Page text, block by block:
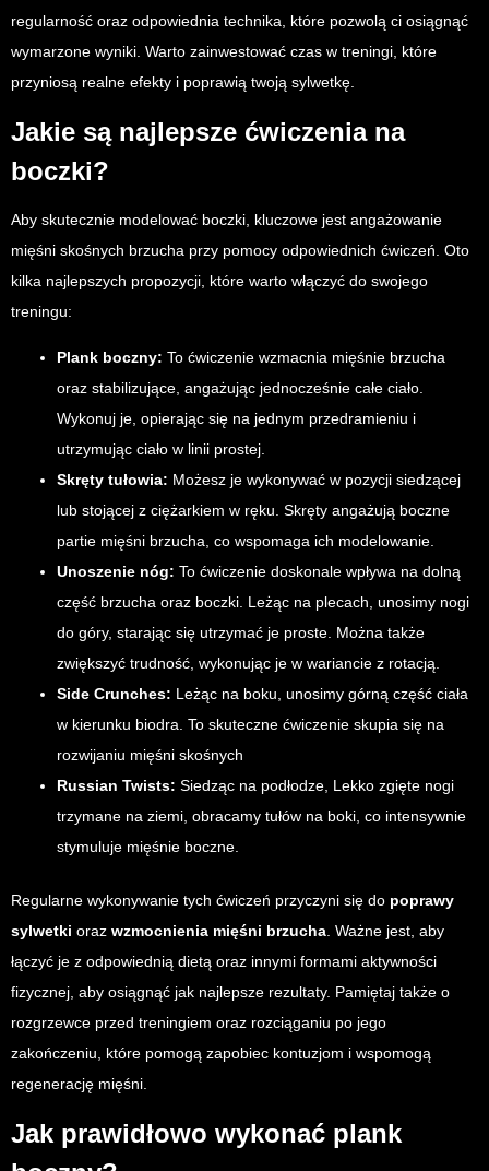
regularność oraz odpowiednia technika, które pozwolą ci osiągnąć
wymarzone wyniki. Warto zainwestować czas w treningi, które
przyniosą realne efekty i poprawią twoją sylwetkę.
Jakie są najlepsze ćwiczenia na
boczki?
Aby skutecznie modelować boczki, kluczowe jest angażowanie
mięśni skośnych brzucha przy pomocy odpowiednich ćwiczeń. Oto
kilka najlepszych propozycji, które warto włączyć do swojego
treningu:
Plank boczny: To ćwiczenie wzmacnia mięśnie brzucha
oraz stabilizujące, angażując jednocześnie całe ciało.
Wykonuj je, opierając się na jednym przedramieniu i
utrzymując ciało w linii prostej.
Skręty tułowia: Możesz je wykonywać w pozycji siedzącej
lub stojącej z ciężarkiem w ręku. Skręty angażują boczne
partie mięśni brzucha, co wspomaga ich modelowanie.
Unoszenie nóg: To ćwiczenie doskonale wpływa na dolną
część brzucha oraz boczki. Leżąc na plecach, unosimy nogi
do góry, starając się utrzymać je proste. Można także
zwiększyć trudność, wykonując je w wariancie z rotacją.
Side Crunches: Leżąc na boku, unosimy górną część ciała
w kierunku biodra. To skuteczne ćwiczenie skupia się na
rozwijaniu mięśni skośnych
Russian Twists: Siedząc na podłodze, Lekko zgięte nogi
trzymane na ziemi, obracamy tułów na boki, co intensywnie
stymuluje mięśnie boczne.
Regularne wykonywanie tych ćwiczeń przyczyni się do poprawy
sylwetki oraz wzmocnienia mięśni brzucha . Ważne jest, aby
łączyć je z odpowiednią dietą oraz innymi formami aktywności
fizycznej, aby osiągnąć jak najlepsze rezultaty. Pamiętaj także o
rozgrzewce przed treningiem oraz rozciąganiu po jego
zakończeniu, które pomogą zapobiec kontuzjom i wspomogą
regenerację mięśni.
Jak prawidłowo wykonać plank